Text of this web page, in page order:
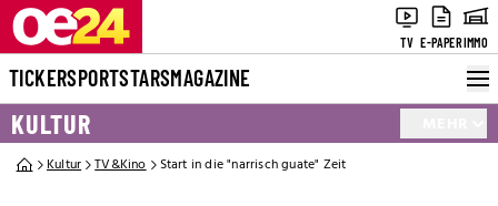
TV E-PAPERIMMO
TICKERSPORTSTARSMAGAZINE
KULTUR
Kultur TV&Kino Start in die "narrisch guate" Zeit